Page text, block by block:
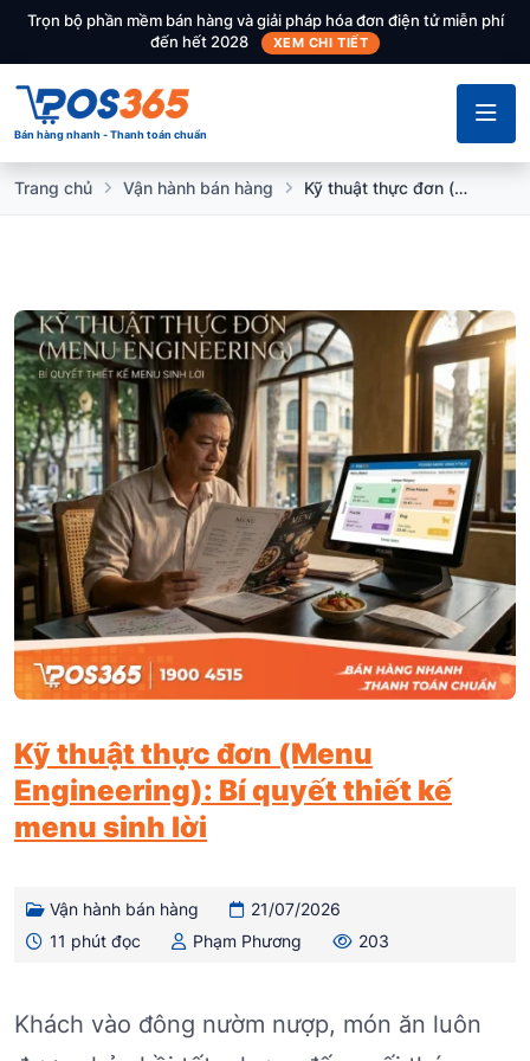
Trọn bộ phần mềm bán hàng và giải pháp hóa đơn điện tử miễn phí
đến hết 2028
XEM CHI TIẾT
Bán hàng nhanh - Thanh toán chuẩn
Trang chủ Vận hành bán hàng Kỹ thuật thực đơn (Menu Engineering): Bí quyết thiết kế menu sinh lời
Kỹ thuật thực đơn (Menu
Engineering): Bí quyết thiết kế
menu sinh lời
Vận hành bán hàng
21/07/2026
11 phút đọc
Phạm Phương 203
Khách vào đông nườm nượp, món ăn luôn